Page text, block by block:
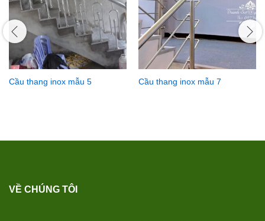
Cầu thang inox mẫu 5 Cầu thang inox mẫu 7
VỀ CHÚNG TÔI